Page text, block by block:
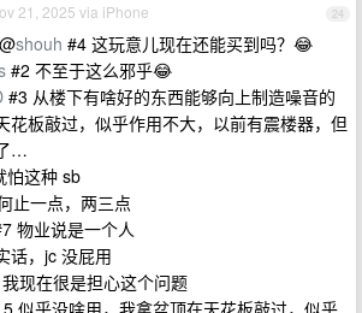
24
21, 2025 via iPhone
shouh #4 这玩意儿现在还能买到吗？😂
#2 不至于这么邪乎😂
#3 从楼下有啥好的东西能够向上制造噪音的
花板敲过，似乎作用不大，以前有震楼器，但
…
怕这种 sb
止一点，两三点
物业说是一个人
话，jc 没屁用
现在很是担心这个问题
似乎没啥用，我拿盆顶在天花板敲过，似乎